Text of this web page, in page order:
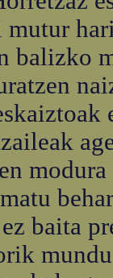
mutur
balizko
naiz,